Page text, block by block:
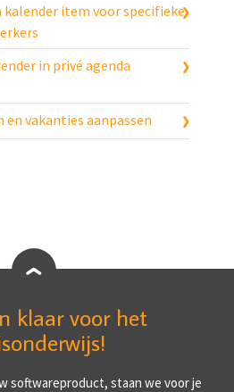
kalender item voor specifieke
in privé agenda
en vakanties aanpassen
klaar voor het
softwareproduct, staan we voor je